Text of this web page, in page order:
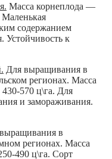
Масса корнеплода —
содержанием
Устойчивость к
Для выращивания в
регионах. Масса
570 ц\га. Для
и замораживания.
в
регионах. Масса
490 ц\га. Сорт